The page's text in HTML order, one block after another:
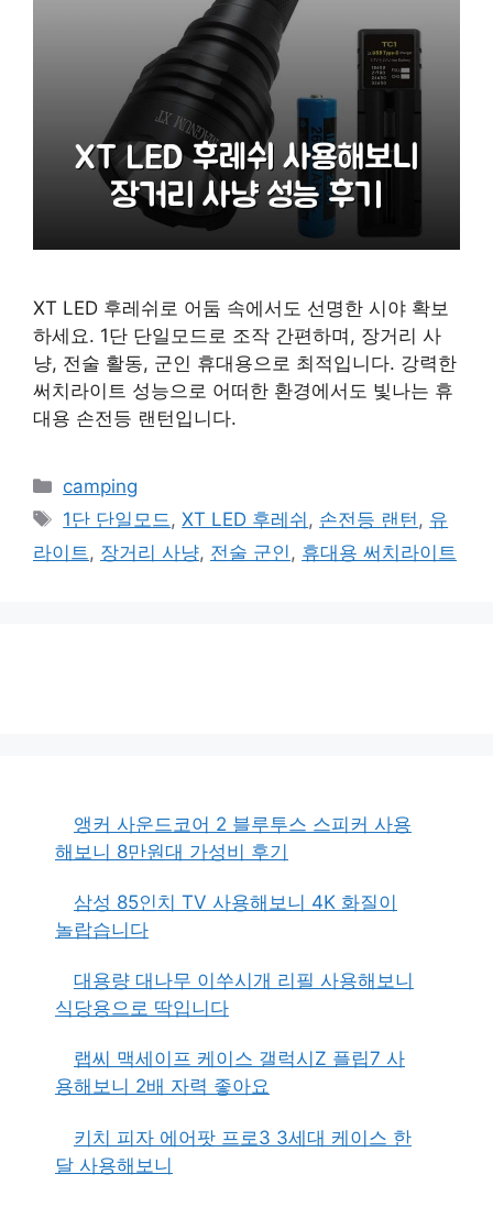
XT LED 후레쉬로 어둠 속에서도 선명한 시야 확보
하세요. 1단 단일모드로 조작 간편하며, 장거리 사
냥, 전술 활동, 군인 휴대용으로 최적입니다. 강력한
써치라이트 성능으로 어떠한 환경에서도 빛나는 휴
대용 손전등 랜턴입니다.
카
테
리
camping
태
그
1단 단일모드 ,XT LED 후레쉬 , 손전등 랜턴 , 유
라이트 , 장거리 사냥, 전술 군인 , 휴대용 써치라이트
앵커 사운드코어 2 블루투스 스피커 사용
해보니 8만원대 가성비 후기
삼성 85인치 TV 사용해보니 4K 화질이
놀랍습니다
대용량 대나무 이쑤시개 리필 사용해보니
식당용으로 딱입니다
랩씨 맥세이프 케이스 갤럭시Z 플립7 사
용해보니 2배 자력 좋아요
키치 피자 에어팟 프로3 3세대 케이스 한
달 사용해보니